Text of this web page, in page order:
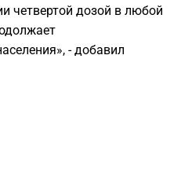
четвертой дозой в любой
- добавил